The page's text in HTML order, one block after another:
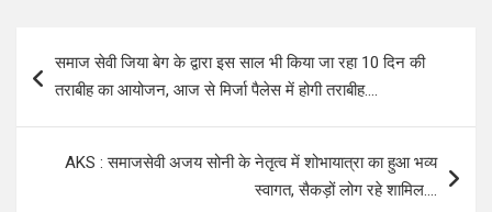
navigation
समाज सेवी जिया बेग के द्वारा इस साल भी किया जा रहा 10 दिन की
तराबीह का आयोजन, आज से मिर्जा पैलेस में होगी तराबीह….
AKS : समाजसेवी अजय सोनी के नेतृत्व में शोभायात्रा का हुआ भव्य
स्वागत, सैकड़ों लोग रहे शामिल….